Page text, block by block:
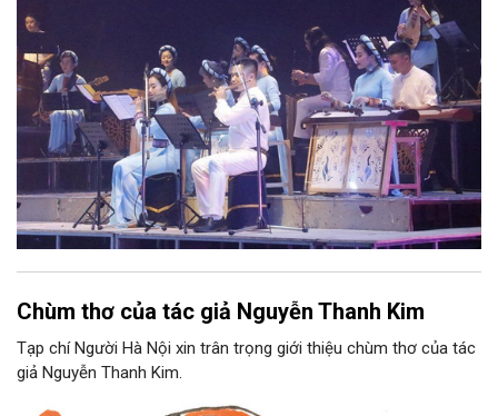
Chùm thơ của tác giả Nguyễn Thanh Kim
Tạp chí Người Hà Nội xin trân trọng giới thiệu chùm thơ của tác
giả Nguyễn Thanh Kim.